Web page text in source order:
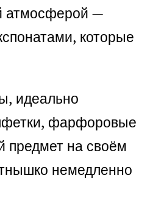
атмосферой —
которые
идеально
фарфоровые
предмет на своём
немедленно